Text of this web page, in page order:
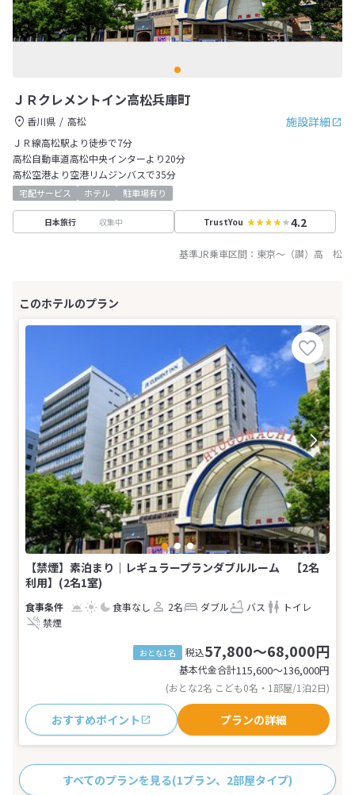
ＪＲクレメントイン高松兵庫町
施設詳細
香川県
高松
ＪＲ線高松駅より徒歩で7分
高松自動車道高松中央インターより20分
高松空港より空港リムジンバスで35分
宅配サービス ホテル 駐車場有り
日本旅行 収集中 TrustYou 4.2
基準JR乗車区間： 東京～ （讃）高 松
【禁煙】素泊まり｜レギュラープランダブルルーム 【2名
利用】(2名1室)
食事なし 2名 ダブル バス
トイレ
禁煙
おとな1名 税込57,800～68,000円
基本代金合計115,600〜136,000円
(おとな2名 こども0名・1部屋/1泊2日)
おすすめポイント プランの詳細
すべてのプランを見る(1プラン、2部屋タイプ)